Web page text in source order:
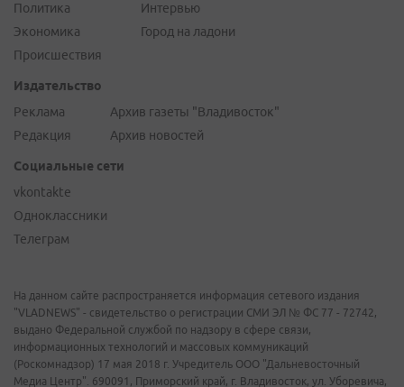
Политика
Экономика
Происшествия
Интервью
Город на ладони
Издательство
Реклама
Редакция
Архив газеты "Владивосток"
Архив новостей
Социальные сети
vkontakte
Одноклассники
Телеграм
На данном сайте распространяется информация сетевого издания
"VLADNEWS" - свидетельство о регистрации СМИ ЭЛ № ФС 77 - 72742,
выдано Федеральной службой по надзору в сфере связи,
информационных технологий и массовых коммуникаций
(Роскомнадзор) 17 мая 2018 г. Учредитель ООО "Дальневосточный
Медиа Центр". 690091, Приморский край, г. Владивосток, ул. Уборевича,